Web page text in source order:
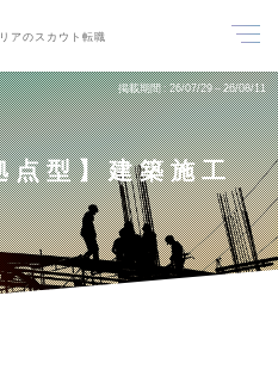
アのスカウト転職
掲載期間 26/07/29～26/08/11
点型】建築施工